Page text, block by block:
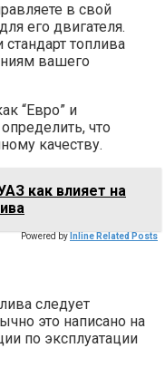
в свой
его двигателя.
топлива
вашего
“Евро” и
что
качеству.
как влияет на
Powered by Inline Related Posts
следует
это написано на
по эксплуатации